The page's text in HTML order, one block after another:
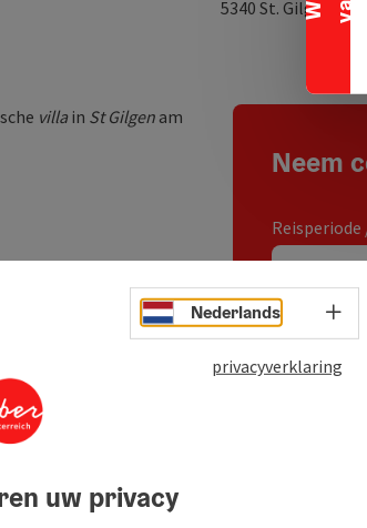
5340 St. Gilgen
villa in St Gilgen am
Neem
Velden 2
Eenheid /
Aantal
Nederlands
privacyverklaring
uw privacy